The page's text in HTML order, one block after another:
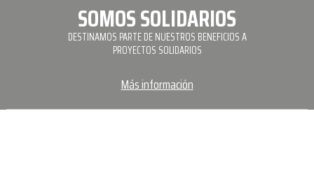
SOMOS SOLIDARIOS
DESTINAMOS PARTE DE NUESTROS BENEFICIOS A
PROYECTOS SOLIDARIOS
Más información